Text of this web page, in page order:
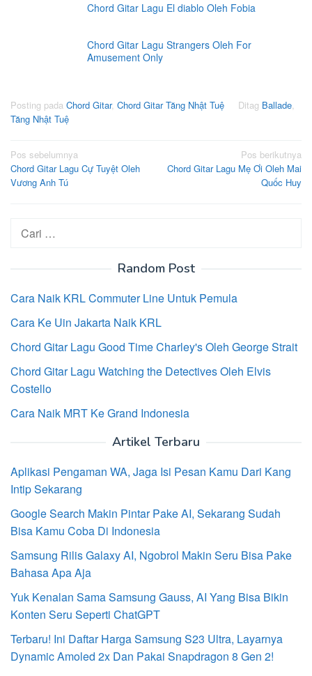
Chord Gitar Lagu El diablo Oleh Fobia
Chord Gitar Lagu Strangers Oleh For
Amusement Only
Posting pada Chord Gitar, Chord Gitar Tăng Nhật Tuệ Ditag Ballade,
Tăng Nhật Tuệ
Navigasi
pos
Pos sebelumnya
Chord Gitar Lagu Cự Tuyệt Oleh
Vương Anh Tú
Pos berikutnya
Chord Gitar Lagu Mẹ Ơi Oleh Mai
Quốc Huy
Cari
untuk:
Random Post
Cara Naik KRL Commuter Line Untuk Pemula
Cara Ke Uin Jakarta Naik KRL
Chord Gitar Lagu Good Time Charley's Oleh George Strait
Chord Gitar Lagu Watching the Detectives Oleh Elvis
Costello
Cara Naik MRT Ke Grand Indonesia
Artikel Terbaru
Aplikasi Pengaman WA, Jaga Isi Pesan Kamu Dari Kang
Intip Sekarang
Google Search Makin Pintar Pake AI, Sekarang Sudah
Bisa Kamu Coba Di Indonesia
Samsung Rilis Galaxy AI, Ngobrol Makin Seru Bisa Pake
Bahasa Apa Aja
Yuk Kenalan Sama Samsung Gauss, AI Yang Bisa Bikin
Konten Seru Seperti ChatGPT
Terbaru! Ini Daftar Harga Samsung S23 Ultra, Layarnya
Dynamic Amoled 2x Dan Pakai Snapdragon 8 Gen 2!